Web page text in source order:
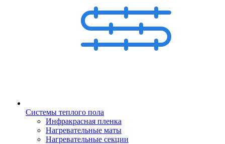
Системы теплого пола
Инфракрасная пленка
Нагревательные маты
Нагревательные секции